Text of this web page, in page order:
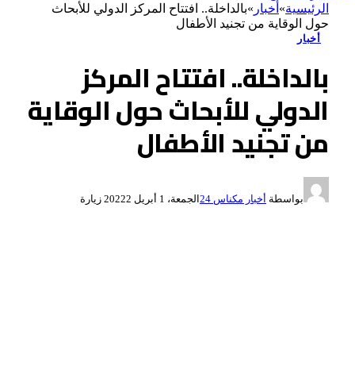
الرئيسية» أخبار »بالداخلة.. افتتاح المركز الدولي للأبحاث
حول الوقاية من تجنيد الأطفال
أخبار
بالداخلة.. افتتاح المركز
الدولي للأبحاث حول الوقاية
من تجنيد الأطفال
بواسطة أخبار مكناس 24 الجمعة، 1 أبريل 2022 2 زيارة